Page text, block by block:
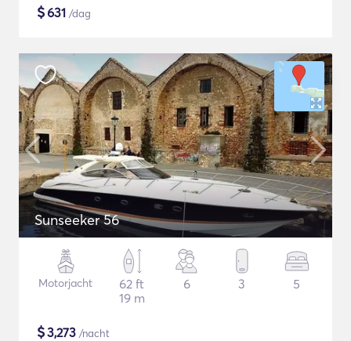
$631 /dag
Sunseeker 56
Motorjacht
62 ft
19 m
6 3 5
$3,273 /nacht